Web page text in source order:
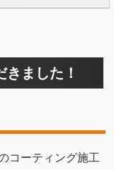
ました！
コーティング施工